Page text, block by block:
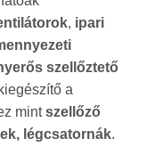
, ipari
szellőztető
a
mintszellőző
légcsatornák.